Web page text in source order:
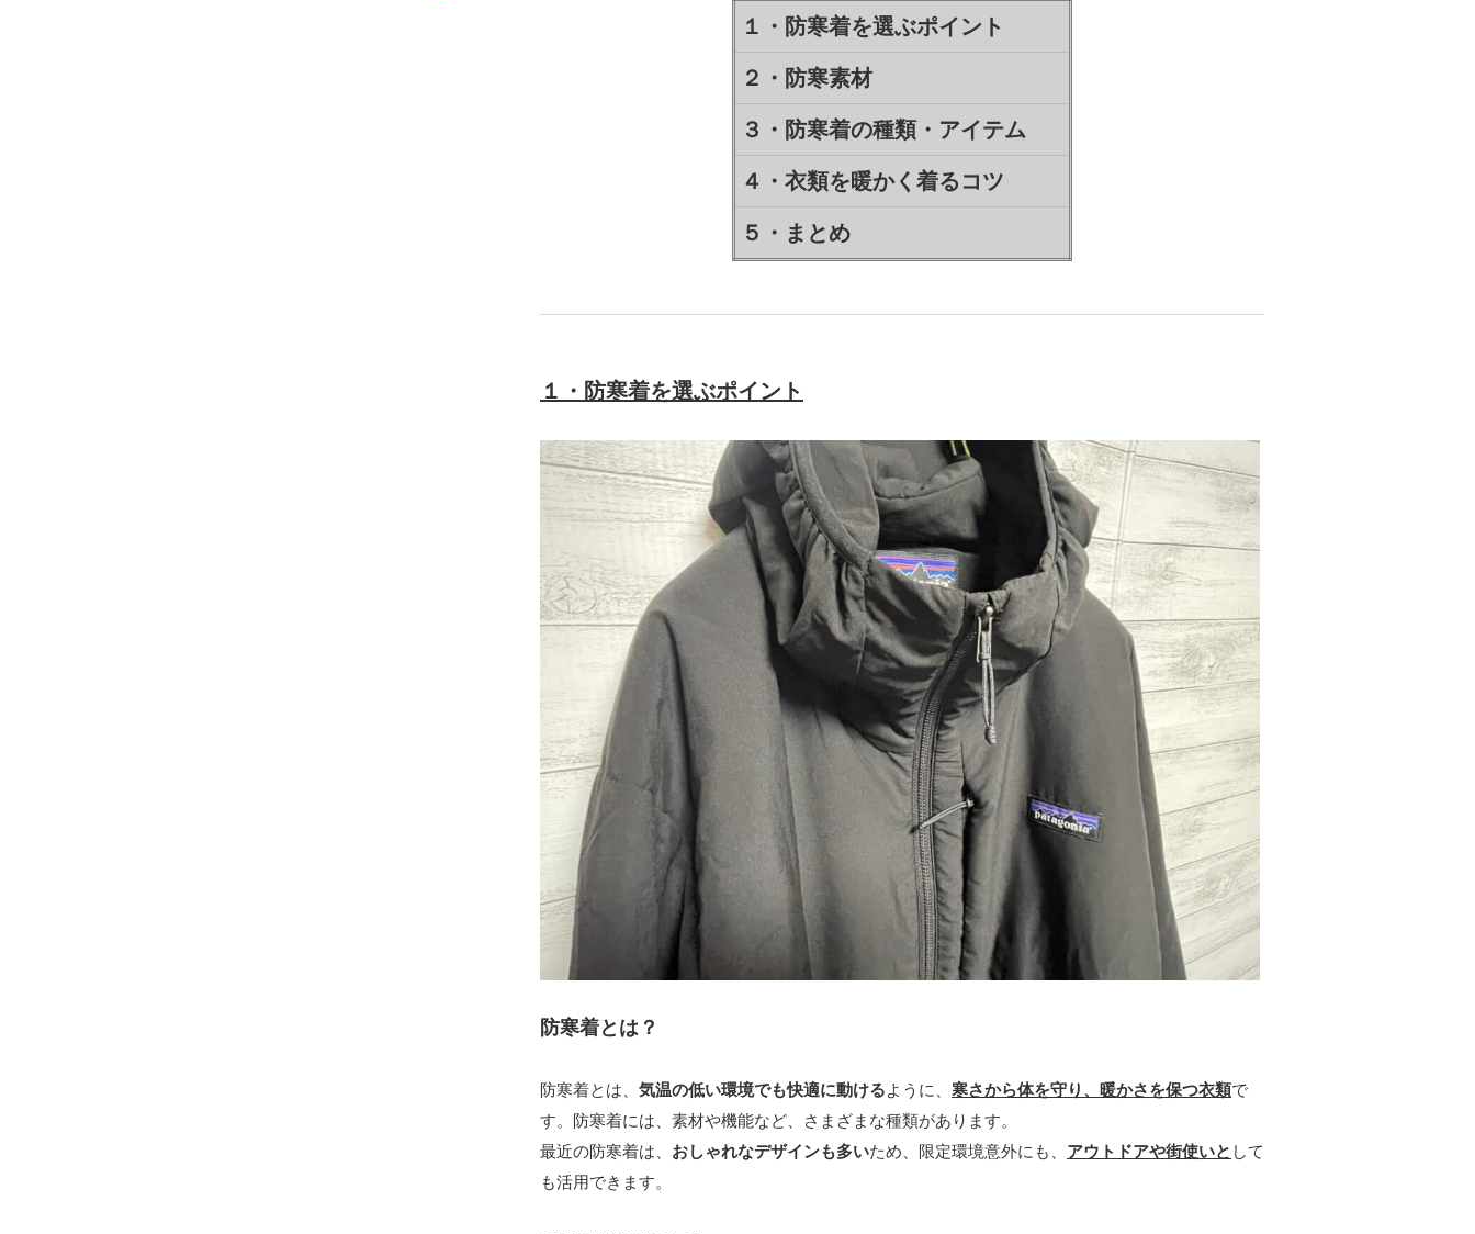
１・防寒着を選ぶポイント
２・防寒素材
３・防寒着の種類・アイテム
４・衣類を暖かく着るコツ
５・まとめ
１・防寒着を選ぶポイント
防寒着とは？
防寒着とは、 気温の低い環境でも快適に動けるように、 寒さから体を守り、暖かさを保つ衣類で
す。防寒着には、素材や機能など、さまざまな種類があります。
最近の防寒着は、 おしゃれなデザインも多いため、限定環境意外にも、 アウトドアや街使いと して
も活用できます。